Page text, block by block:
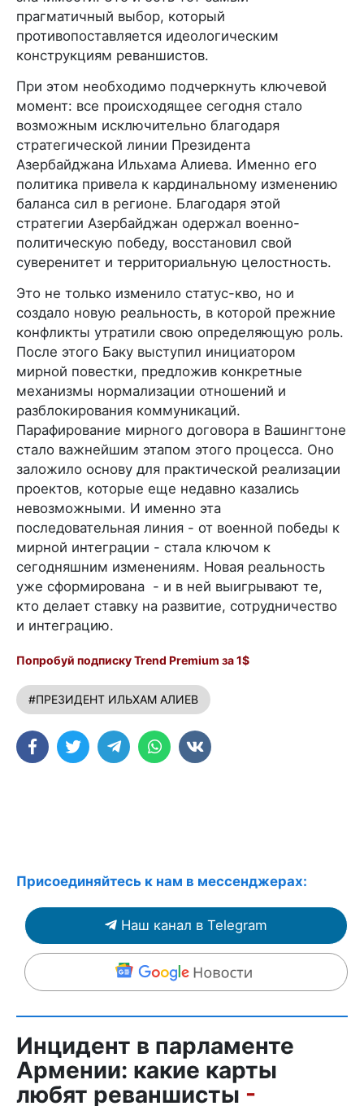
прагматичный выбор, который
противопоставляется идеологическим
конструкциям реваншистов.
При этом необходимо подчеркнуть ключевой
момент: все происходящее сегодня стало
возможным исключительно благодаря
стратегической линии Президента
Азербайджана Ильхама Алиева. Именно его
политика привела к кардинальному изменению
баланса сил в регионе. Благодаря этой
стратегии Азербайджан одержал военно-
политическую победу, восстановил свой
суверенитет и территориальную целостность.
Это не только изменило статус-кво, но и
создало новую реальность, в которой прежние
конфликты утратили свою определяющую роль.
После этого Баку выступил инициатором
мирной повестки, предложив конкретные
механизмы нормализации отношений и
разблокирования коммуникаций.
Парафирование мирного договора в Вашингтоне
стало важнейшим этапом этого процесса. Оно
заложило основу для практической реализации
проектов, которые еще недавно казались
невозможными. И именно эта
последовательная линия - от военной победы к
мирной интеграции - стала ключом к
сегодняшним изменениям. Новая реальность
уже сформирована - и в ней выигрывают те,
кто делает ставку на развитие, сотрудничество
и интеграцию.
Попробуй подписку Trend Premium за 1$
#ПРЕЗИДЕНТ ИЛЬХАМ АЛИЕВ
Присоединяйтесь к нам в мессенджерах:
Наш канал в Telegram
Инцидент в парламенте
Армении: какие карты
любят реваншисты -